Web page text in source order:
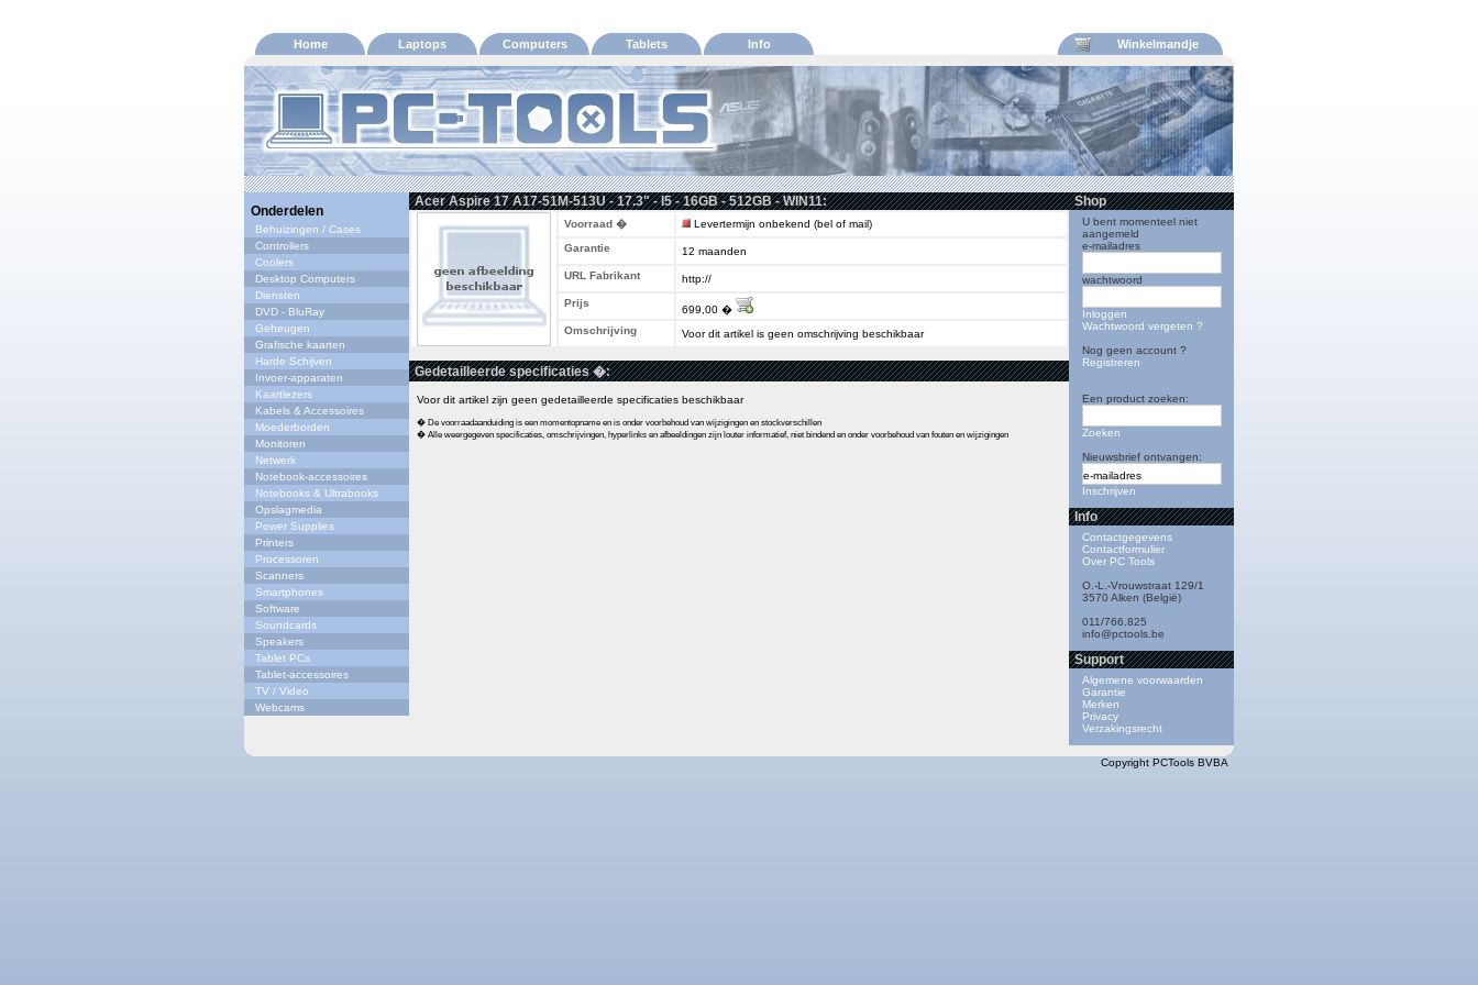
Home Laptops Computers Tablets Info Winkelmandje
Onderdelen
Behuizingen / Cases
Controllers
Coolers
Desktop Computers
Diensten
DVD - BluRay
Geheugen
Grafische kaarten
Harde Schijven
Invoer-apparaten
Kaartlezers
Kabels & Accessoires
Moederborden
Monitoren
Netwerk
Notebook-accessoires
Notebooks & Ultrabooks
Opslagmedia
Power Supplies
Printers
Processoren
Scanners
Smartphones
Software
Soundcards
Speakers
Tablet PCs
Tablet-accessoires
TV / Video
Webcams
Acer Aspire 17 A17-51M-513U - 17.3" - I5 - 16GB - 512GB - WIN11:
Voorraad �
Levertermijn onbekend (bel of mail)
Garantie
12 maanden
URL Fabrikant
http://
Prijs
699,00 �
Omschrijving
Voor dit artikel is geen omschrijving beschikbaar
Gedetailleerde specificaties �:
Voor dit artikel zijn geen gedetailleerde specificaties beschikbaar
� De voorraadaanduiding is een momentopname en is onder voorbehoud van wijzigingen en stockverschillen
� Alle weergegeven specificaties, omschrijvingen, hyperlinks en afbeeldingen zijn louter informatief, niet bindend en onder voorbehoud van fouten en wijzigingen
Shop
U bent momenteel niet
aangemeld
e-mailadres
wachtwoord
Inloggen
Wachtwoord vergeten ?
Nog geen account ?
Registreren
Een product zoeken:
Zoeken
Nieuwsbrief ontvangen:
Inschrijven
Info
Contactgegevens
Contactformulier
Over PC Tools
O.-L.-Vrouwstraat 129/1
3570 Alken (België)
011/766.825
info@pctools.be
Support
Algemene voorwaarden
Garantie
Merken
Privacy
Verzakingsrecht
Copyright PCTools BVBA